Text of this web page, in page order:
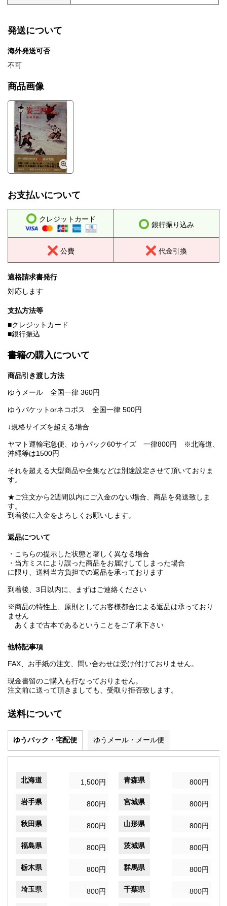
発送について
海外発送可否
不可
商品画像
お支払いについて
クレジットカード
銀行振り込み
公費 代金引換
適格請求書発行
対応します
支払方法等
■クレジットカード
■銀行振込
書籍の購入について
商品引き渡し方法
ゆうメール 全国一律 360円
ゆうパケットorネコポス 全国一律 500円
↓規格サイズを超える場合
ヤマト運輸宅急便、ゆうパック60サイズ 一律800円 ※北海道、
沖縄等は1500円
それを超える大型商品や全集などは別途設定させて頂いておりま
す。
★ご注文から2週間以内にご入金のない場合、商品を発送致しま
す。
到着後に入金をよろしくお願いします。
返品について
・こちらの提示した状態と著しく異なる場合
・当方ミスにより誤った商品をお届けしてしまった場合
に限り、送料当方負担での返品を承っております
到着後、3日以内に、まずはご連絡ください
※商品の特性上、原則としてお客様都合による返品は承っており
ません
あくまで古本であるということをご了承下さい
他特記事項
FAX、お手紙の注文、問い合わせは受け付けておりません。
現金書留のご購入も行なっておりません。
注文前に送って頂きましても、受取り拒否致します。
送料について
ゆうパック・宅配便 ゆうメール・メール便
北海道 1,500円 青森県 800円
岩手県 800円 宮城県 800円
秋田県 800円 山形県 800円
福島県 800円 茨城県 800円
栃木県 800円 群馬県 800円
埼玉県 800円 千葉県 800円